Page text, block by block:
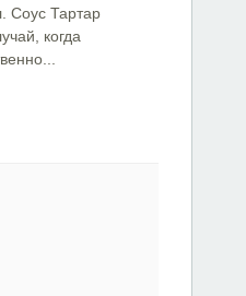
Соус Тартар
когда